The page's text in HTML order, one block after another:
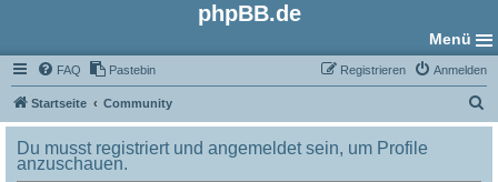
phpBB.de
Menü
FAQ Pastebin Anmelden
Registrieren
Startseite Community
u
Du musst registriert und angemeldet sein, um Profile
anzuschauen.